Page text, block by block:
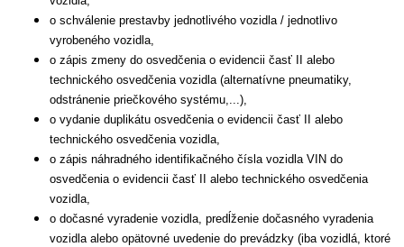
o schválenie prestavby jednotlivého vozidla / jednotlivo
vyrobeného vozidla,
o zápis zmeny do osvedčenia o evidencii časť II alebo
technického osvedčenia vozidla (alternatívne pneumatiky,
odstránenie priečkového systému,...),
o vydanie duplikátu osvedčenia o evidencii časť II alebo
technického osvedčenia vozidla,
o zápis náhradného identifikačného čísla vozidla VIN do
osvedčenia o evidencii časť II alebo technického osvedčenia
vozidla,
o dočasné vyradenie vozidla, predĺženie dočasného vyradenia
vozidla alebo opätovné uvedenie do prevádzky (iba vozidlá, ktoré